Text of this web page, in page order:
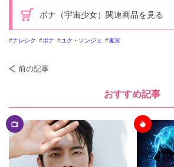
ボナ（宇宙少女）関連商品を見る
ナレシク ボナ ユク・ソンジェ 鬼宮
前の記事
おすすめ記事